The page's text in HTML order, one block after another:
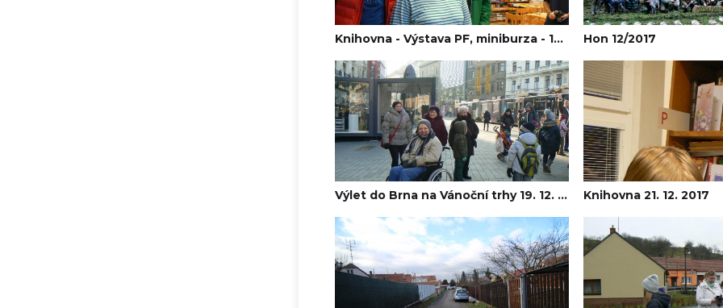
Knihovna - Výstava PF, miniburza - 14. 12. 2017 Hon 12/2017
Výlet do Brna na Vánoční trhy 19. 12. 2017 Knihovna 21. 12. 2017